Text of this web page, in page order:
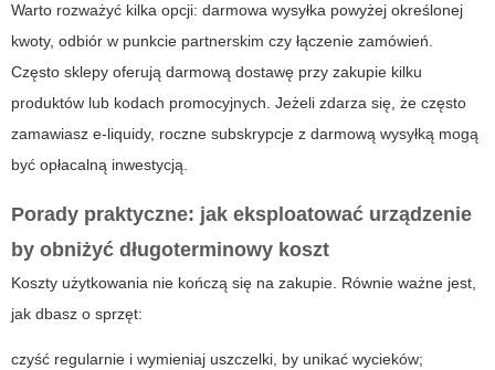
Warto rozważyć kilka opcji: darmowa wysyłka powyżej określonej
kwoty, odbiór w punkcie partnerskim czy łączenie zamówień.
Często sklepy oferują darmową dostawę przy zakupie kilku
produktów lub kodach promocyjnych. Jeżeli zdarza się, że często
zamawiasz e-liquidy, roczne subskrypcje z darmową wysyłką mogą
być opłacalną inwestycją.
Porady praktyczne: jak eksploatować urządzenie
by obniżyć długoterminowy koszt
Koszty użytkowania nie kończą się na zakupie. Równie ważne jest,
jak dbasz o sprzęt:
czyść regularnie i wymieniaj uszczelki, by unikać wycieków;